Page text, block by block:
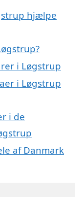
hjælpe
i Løgstrup
i Løgstrup
i de
af Danmark